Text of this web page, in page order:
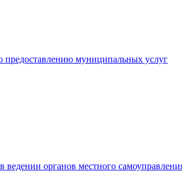
предоставлению муниципальных услуг
органов местного